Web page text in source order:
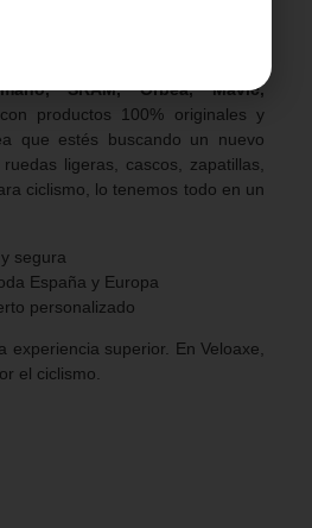
SRAM, Orbea, Mavic,
productos 100% originales y
que estés buscando un nuevo
ligeras, cascos, zapatillas,
ciclismo, lo tenemos todo en un
segura
España y Europa
personalizado
experiencia superior. En Veloaxe,
el ciclismo.